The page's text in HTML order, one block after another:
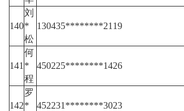
140
刘
*
松
130435********2119
141
何
*
程
450225********1426
142
罗
*
452231********3023